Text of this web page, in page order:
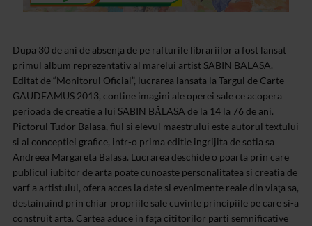
Dupa 30 de ani de absenţa de pe rafturile librariilor a fost lansat
primul album reprezentativ al marelui artist SABIN BALASA.
Editat de “Monitorul Oficial”, lucrarea lansata la Targul de Carte
GAUDEAMUS 2013, contine imagini ale operei sale ce acopera
perioada de creatie a lui SABIN BĂLASA de la 14 la 76 de ani.
Pictorul Tudor Balasa, fiul si elevul maestrului este autorul textului
si al conceptiei grafice, intr-o prima editie ingrijita de sotia sa
Andreea Margareta Balasa. Lucrarea deschide o poarta prin care
publicul iubitor de arta poate cunoaste personalitatea si creatia de
varf a artistului, ofera acces la date si evenimente reale din viaţa sa,
destainuind prin chiar propriile sale cuvinte principiile pe care si-a
construit arta. Cartea aduce in faţa cititorilor parti semnificative